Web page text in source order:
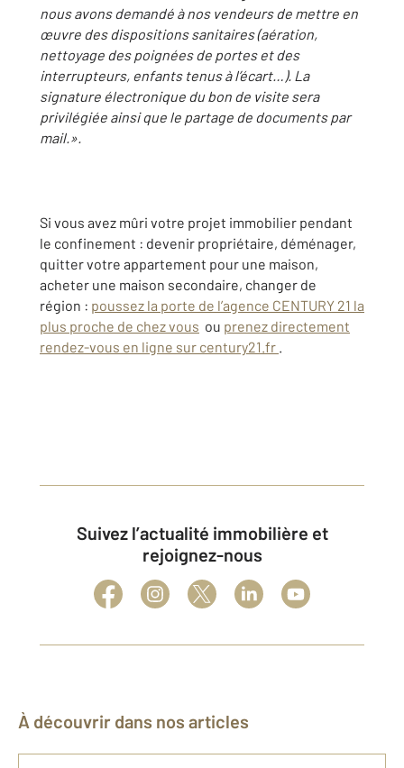
nous avons demandé à nos vendeurs de mettre en
œuvre des dispositions sanitaires (aération,
nettoyage des poignées de portes et des
interrupteurs, enfants tenus à l’écart…). La
signature électronique du bon de visite sera
privilégiée ainsi que le partage de documents par
mail.».
Si vous avez mûri votre projet immobilier pendant
le confinement : devenir propriétaire, déménager,
quitter votre appartement pour une maison,
acheter une maison secondaire, changer de
région : poussez la porte de l’agence CENTURY 21 la
plus proche de chez vous ou prenez directement
rendez-vous en ligne sur century21.fr .
Suivez l’actualité immobilière et
rejoignez-nous
À découvrir dans nos articles